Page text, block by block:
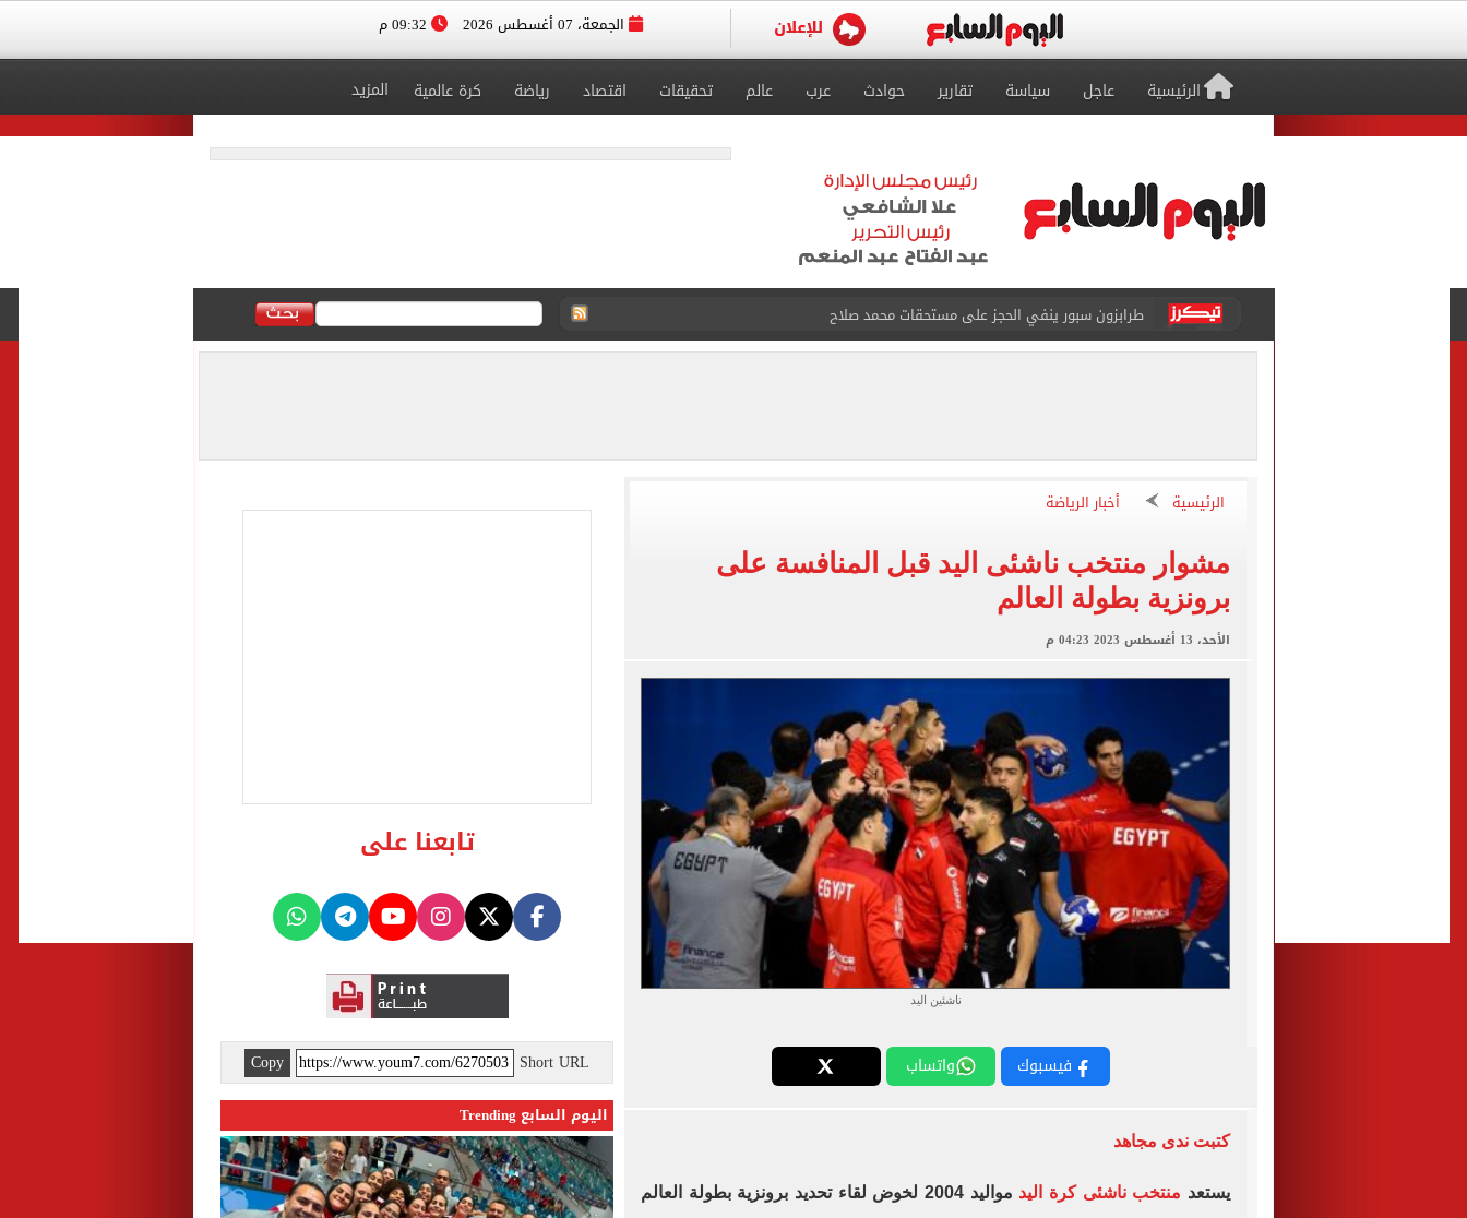
الجمعة، 07 أغسطس 2026
الرئيسية عاجل سياسة تقارير حوادث عرب عالم تحقيقات اقتصاد رياضة كرة عالمية المزيد
طرابزون سبور ينفي الحجز على مستحقات محمد صلاح
منتخب ناشئات كرة اليد يخسر أمام إسبانيا 27 - 26 فى نصف نهائى بطولة العالم
انطلاق مباراة مصر وإسبانيا فى نصف نهائي بطولة العالم لناشئات كرة اليد
الزمالك يبلغ 4 لاعبين بعدم التواجد مع الفريق الأول بالموسم الجديد
الاتحاد التركي يمنح طرابزون سبور رخصة مشاركة محمد صلاح
برشلونة يطرح تذاكر مواجهة الأهلي على كأس خوان جامبر
الرئيسية أخبار الرياضة
مشوار منتخب ناشئى اليد قبل المنافسة على
برونزية بطولة العالم
الأحد، 13 أغسطس 2023 04:23 م
ناشئين اليد
فيسبوك واتساب
كتبت ندى مجاهد
يستعد منتخب ناشئى كرة اليد مواليد 2004 لخوض لقاء تحديد برونزية بطولة العالم
تابعنا على
Short URL
Copy
اليوم السابع Trending